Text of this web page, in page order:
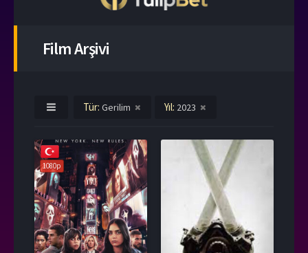
Film Arşivi
Tür: Gerilim Yıl: 2023
1080p